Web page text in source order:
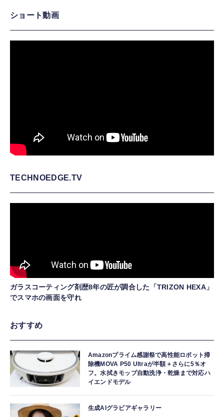
ショート動画
TECHNOEDGE.TV
ガラスコーティング剤歴8年の匠が調合した「TRIZON HEXA」
でスマホの画面を守れ
おすすめ
Amazonプライム感謝祭で高性能ロボット掃
除機MOVA P50 Ultraが半額＋さらに5％オ
フ。水拭きモップ自動洗浄・乾燥まで対応ハ
イエンドモデル
生成AIグラビアギャラリー